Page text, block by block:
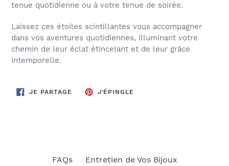
tenue quotidienne ou à votre tenue de soirée.
Laissez ces étoiles scintillantes vous accompagner
dans vos aventures quotidiennes, illuminant votre
chemin de leur éclat étincelant et de leur grâce
intemporelle.
JE PARTAGE PARTAGER
SUR
J'ÉPINGLE
FAQs
Entretien de Vos Bijoux